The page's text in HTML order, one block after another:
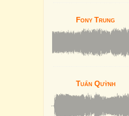
Fony Trung
Tuấn Quỳnh